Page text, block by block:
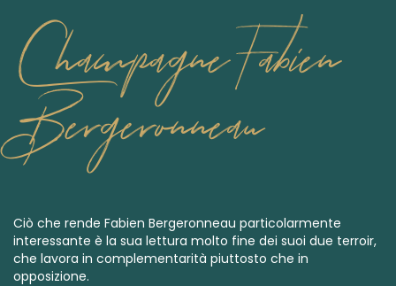
Champagne Fabien
Bergeronneau
Ciò che rende Fabien Bergeronneau particolarmente
interessante è la sua lettura molto fine dei suoi due terroir,
che lavora in complementarità piuttosto che in
opposizione.